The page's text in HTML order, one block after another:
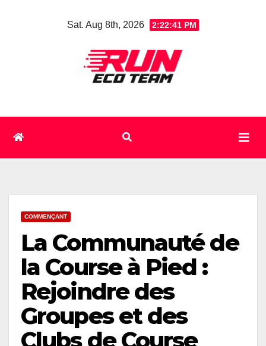
Sat. Aug 8th, 2026 2:22:42 PM
COMMENÇANT
La Communauté de
la Course à Pied :
Rejoindre des
Groupes et des